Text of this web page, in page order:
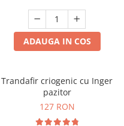
ADAUGA IN COS
Trandafir criogenic cu Inger
pazitor
127 RON